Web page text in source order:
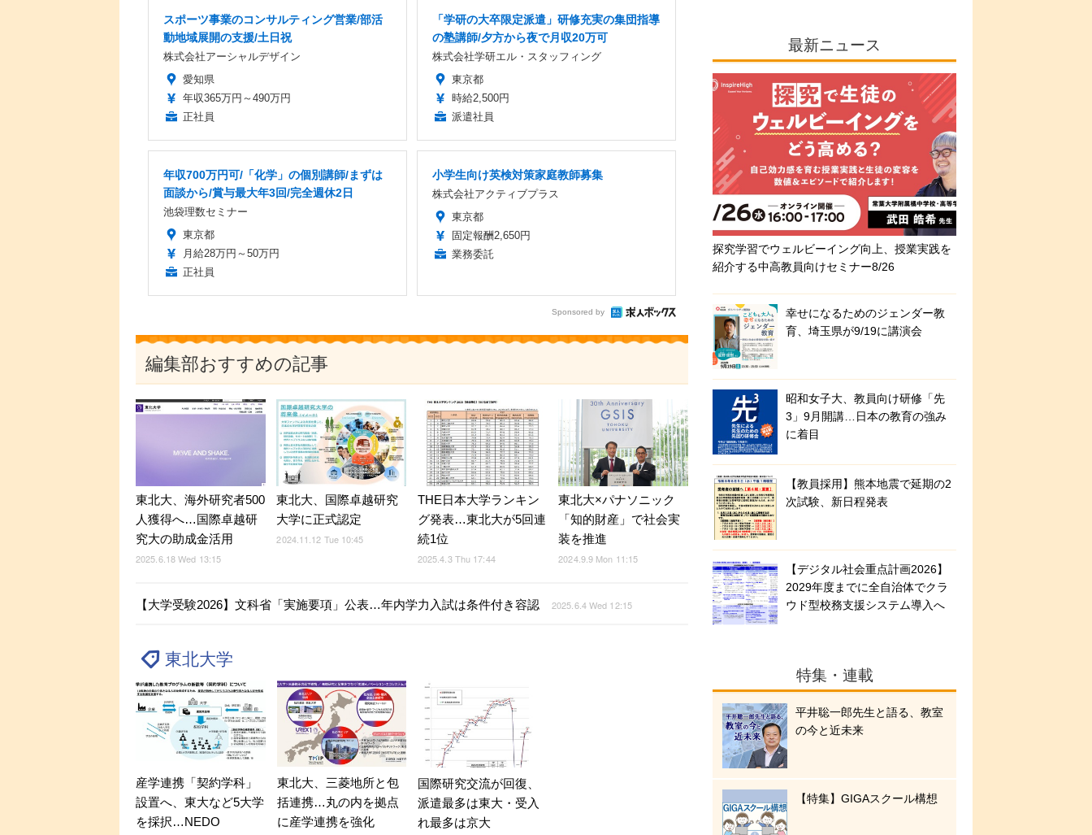
スポーツ事業のコンサルティング営業/部活
動地域展開の支援/土日祝
株式会社アーシャルデザイン
愛知県
年収365万円～490万円
正社員
「学研の大卒限定派遣」研修充実の集団指導
の塾講師/夕方から夜で月収20万可
株式会社学研エル・スタッフィング
東京都
時給2,500円
派遣社員
年収700万円可/「化学」の個別講師/まずは
面談から/賞与最大年3回/完全週休2日
池袋理数セミナー
東京都
月給28万円～50万円
正社員
小学生向け英検対策家庭教師募集
株式会社アクティブプラス
東京都
固定報酬2,650円
業務委託
Sponsored by
編集部おすすめの記事
東北大、海外研究者500
人獲得へ…国際卓越研
究大の助成金活用
2025.6.18 Wed 13:15
東北大、国際卓越研究
大学に正式認定
2024.11.12 Tue 10:45
THE日本大学ランキン
グ発表…東北大が5回連
続1位
2025.4.3 Thu 17:44
東北大×パナソニック
「知的財産」で社会実
装を推進
2024.9.9 Mon 11:15
【大学受験2026】文科省「実施要項」公表…年内学力入試は条件付き容認 2025.6.4 Wed 12:15
東北大学
産学連携「契約学科」
設置へ、東大など5大学
を採択…NEDO
東北大、三菱地所と包
括連携…丸の内を拠点
に産学連携を強化
国際研究交流が回復、
派遣最多は東大・受入
れ最多は京大
最新ニュース
探究学習でウェルビーイング向上、授業実践を
紹介する中高教員向けセミナー8/26
幸せになるためのジェンダー教
育、埼玉県が9/19に講演会
昭和女子大、教員向け研修「先
3」9月開講…日本の教育の強み
に着目
【教員採用】熊本地震で延期の2
次試験、新日程発表
【デジタル社会重点計画2026】
2029年度までに全自治体でクラ
ウド型校務支援システム導入へ
特集・連載
平井聡一郎先生と語る、教室
の今と近未来
【特集】GIGAスクール構想